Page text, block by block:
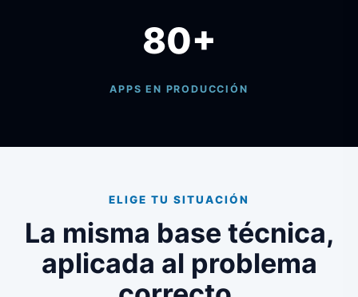
80+
APPS EN PRODUCCIÓN
ELIGE TU SITUACIÓN
La misma base técnica,
aplicada al problema